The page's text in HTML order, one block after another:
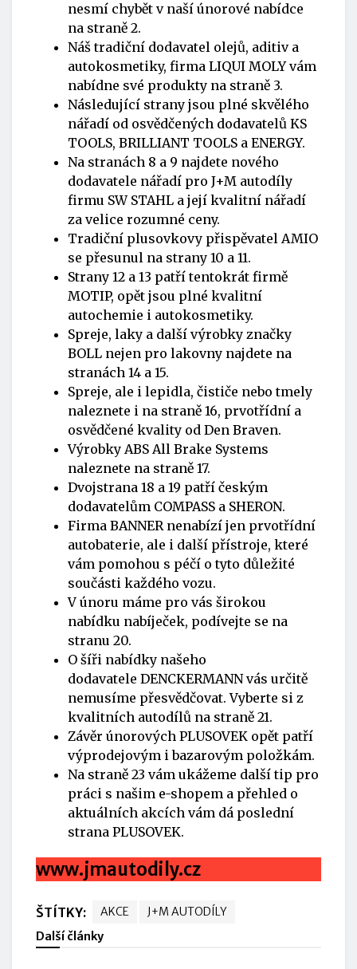
nesmí chybět v naší únorové nabídce
na straně 2.
Náš tradiční dodavatel olejů, aditiv a
autokosmetiky, firma LIQUI MOLY vám
nabídne své produkty na straně 3.
Následující strany jsou plné skvělého
nářadí od osvědčených dodavatelů KS
TOOLS, BRILLIANT TOOLS a ENERGY.
Na stranách 8 a 9 najdete nového
dodavatele nářadí pro J+M autodíly
firmu SW STAHL a její kvalitní nářadí
za velice rozumné ceny.
Tradiční plusovkovy přispěvatel AMIO
se přesunul na strany 10 a 11.
Strany 12 a 13 patří tentokrát firmě
MOTIP, opět jsou plné kvalitní
autochemie i autokosmetiky.
Spreje, laky a další výrobky značky
BOLL nejen pro lakovny najdete na
stranách 14 a 15.
Spreje, ale i lepidla, čističe nebo tmely
naleznete i na straně 16, prvotřídní a
osvědčené kvality od Den Braven.
Výrobky ABS All Brake Systems
naleznete na straně 17.
Dvojstrana 18 a 19 patří českým
dodavatelům COMPASS a SHERON.
Firma BANNER nenabízí jen prvotřídní
autobaterie, ale i další přístroje, které
vám pomohou s péčí o tyto důležité
součásti každého vozu.
V únoru máme pro vás širokou
nabídku nabíječek, podívejte se na
stranu 20.
O šíři nabídky našeho
dodavatele DENCKERMANN vás určitě
nemusíme přesvědčovat. Vyberte si z
kvalitních autodílů na straně 21.
Závěr únorových PLUSOVEK opět patří
výprodejovým i bazarovým položkám.
Na straně 23 vám ukážeme další tip pro
práci s našim e-shopem a přehled o
aktuálních akcích vám dá poslední
strana PLUSOVEK.
www.jmautodily.cz
ŠTÍTKY: AKCE
J+M AUTODÍLY
Další články